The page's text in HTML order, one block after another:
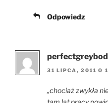
Odpowiedz
31 LIPCA, 2011 O
„chociaż zwykła